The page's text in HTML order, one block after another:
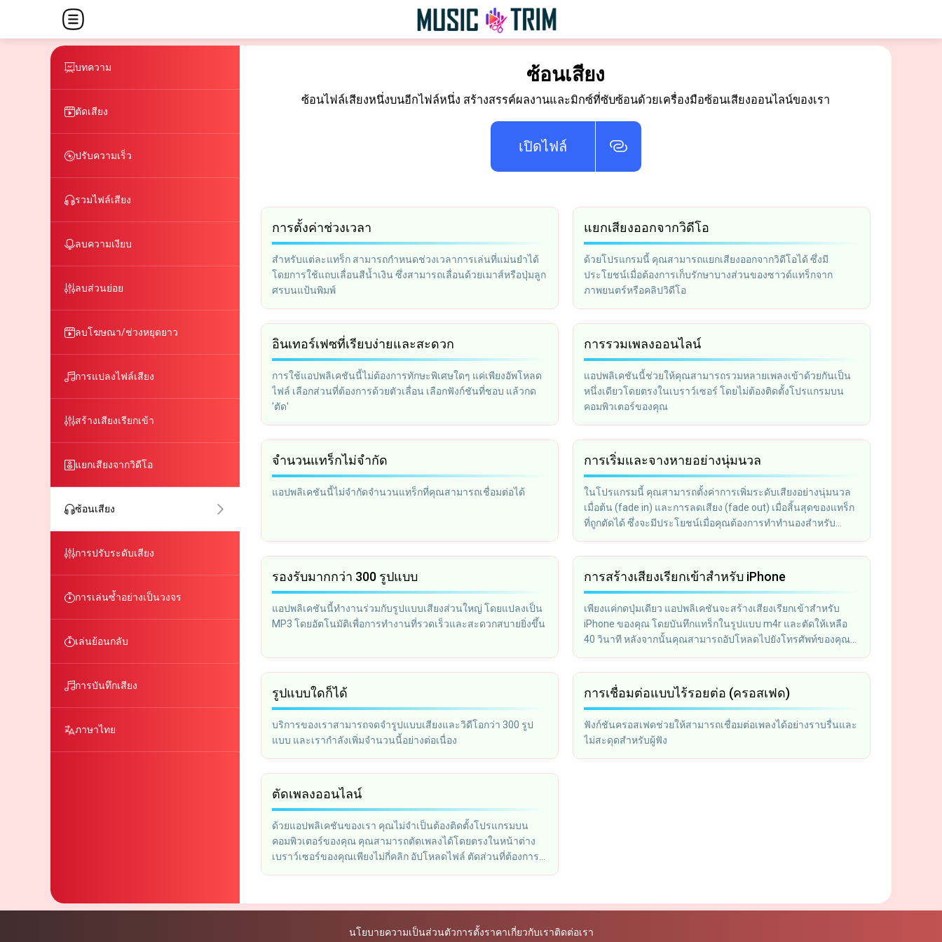
บทความ
ตัดเสียง
ปรับความเร็ว
รวมไฟล์เสียง
ลบความเงียบ
ลบส่วนย่อย
ลบโฆษณา/ช่วงหยุดยาว
การแปลงไฟล์เสียง
สร้างเสียงเรียกเข้า
แยกเสียงจากวิดีโอ
ซ้อนเสียง
การปรับระดับเสียง
การเล่นซ้ำอย่างเป็นวงจร
เล่นย้อนกลับ
การบันทึกเสียง
ภาษาไทย
ซ้อนเสียง
ซ้อนไฟล์เสียงหนึ่งบนอีกไฟล์หนึ่ง สร้างสรรค์ผลงานและมิกซ์ที่ซับซ้อนด้วยเครื่องมือซ้อนเสียงออนไลน์ของเรา
เปิดไฟล์
การตั้งค่าช่วงเวลา
สำหรับแต่ละแทร็ก สามารถกำหนดช่วงเวลาการเล่นที่แม่นยำได้
โดยการใช้แถบเลื่อนสีน้ำเงิน ซึ่งสามารถเลื่อนด้วยเมาส์หรือปุ่มลูก
ศรบนแป้นพิมพ์
แยกเสียงออกจากวิดีโอ
ด้วยโปรแกรมนี้ คุณสามารถแยกเสียงออกจากวิดีโอได้ ซึ่งมี
ประโยชน์เมื่อต้องการเก็บรักษาบางส่วนของซาวด์แทร็กจาก
ภาพยนตร์หรือคลิปวิดีโอ
อินเทอร์เฟซที่เรียบง่ายและสะดวก
การใช้แอปพลิเคชันนี้ไม่ต้องการทักษะพิเศษใดๆ แค่เพียงอัพโหลด
ไฟล์ เลือกส่วนที่ต้องการด้วยตัวเลื่อน เลือกฟังก์ชันที่ชอบ แล้วกด
'ตัด'
การรวมเพลงออนไลน์
แอปพลิเคชันนี้ช่วยให้คุณสามารถรวมหลายเพลงเข้าด้วยกันเป็น
หนึ่งเดียวโดยตรงในเบราว์เซอร์ โดยไม่ต้องติดตั้งโปรแกรมบน
คอมพิวเตอร์ของคุณ
จำนวนแทร็กไม่จำกัด
แอปพลิเคชันนี้ไม่จำกัดจำนวนแทร็กที่คุณสามารถเชื่อมต่อได้
การเริ่มและจางหายอย่างนุ่มนวล
ในโปรแกรมนี้ คุณสามารถตั้งค่าการเพิ่มระดับเสียงอย่างนุ่มนวล
เมื่อต้น (fade in) และการลดเสียง (fade out) เมื่อสิ้นสุดของแทร็ก
ที่ถูกตัดได้ ซึ่งจะมีประโยชน์เมื่อคุณต้องการทำทำนองสำหรับ
รองรับมากกว่า 300 รูปแบบ
แอปพลิเคชันนี้ทำงานร่วมกับรูปแบบเสียงส่วนใหญ่ โดยแปลงเป็น
MP3 โดยอัตโนมัติเพื่อการทำงานที่รวดเร็วและสะดวกสบายยิ่งขึ้น
การสร้างเสียงเรียกเข้าสำหรับ iPhone
เพียงแค่กดปุ่มเดียว แอปพลิเคชันจะสร้างเสียงเรียกเข้าสำหรับ
iPhone ของคุณ โดยบันทึกแทร็กในรูปแบบ m4r และตัดให้เหลือ
40 วินาที หลังจากนั้นคุณสามารถอัปโหลดไปยังโทรศัพท์ของคุณ
รูปแบบใดก็ได้
บริการของเราสามารถจดจำรูปแบบเสียงและวิดีโอกว่า 300 รูป
แบบ และเรากำลังเพิ่มจำนวนนี้อย่างต่อเนื่อง
การเชื่อมต่อแบบไร้รอยต่อ (ครอสเฟด)
ฟังก์ชันครอสเฟดช่วยให้สามารถเชื่อมต่อเพลงได้อย่างราบรื่นและ
ไม่สะดุดสำหรับผู้ฟัง
ตัดเพลงออนไลน์
ด้วยแอปพลิเคชันของเรา คุณไม่จำเป็นต้องติดตั้งโปรแกรมบน
คอมพิวเตอร์ของคุณ คุณสามารถตัดเพลงได้โดยตรงในหน้าต่าง
เบราว์เซอร์ของคุณเพียงไม่กี่คลิก อัปโหลดไฟล์ ตัดส่วนที่ต้องการ
นโยบายความเป็นส่วนตัวการตั้งราคาเกี่ยวกับเราติดต่อเรา